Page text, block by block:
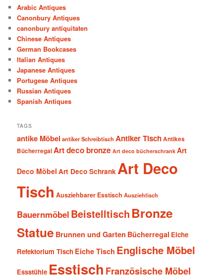
Arabic Antiques
Canonbury Antiques
canonbury antiquitaten
Chinese Antiques
German Bookcases
Italian Antiques
Japanese Antiques
Portugese Antiques
Russian Antiques
Spanish Antiques
TAGS
antike Möbel antiker Schreibtisch Antiker TischAntikes
BücherregalArt deco bronze Art deco bücherschrank Art
Deco Möbel Art Deco Schrank Art Deco
Tisch Ausziehbarer Esstisch Ausziehtisch
Bauernmöbel Beistelltisch Bronze
Statue Brunnen und Garten Bücherregal Eiche
Refektorium Tisch Eiche Tisch Englische Möbel
Essstühle Esstisch Französische Möbel